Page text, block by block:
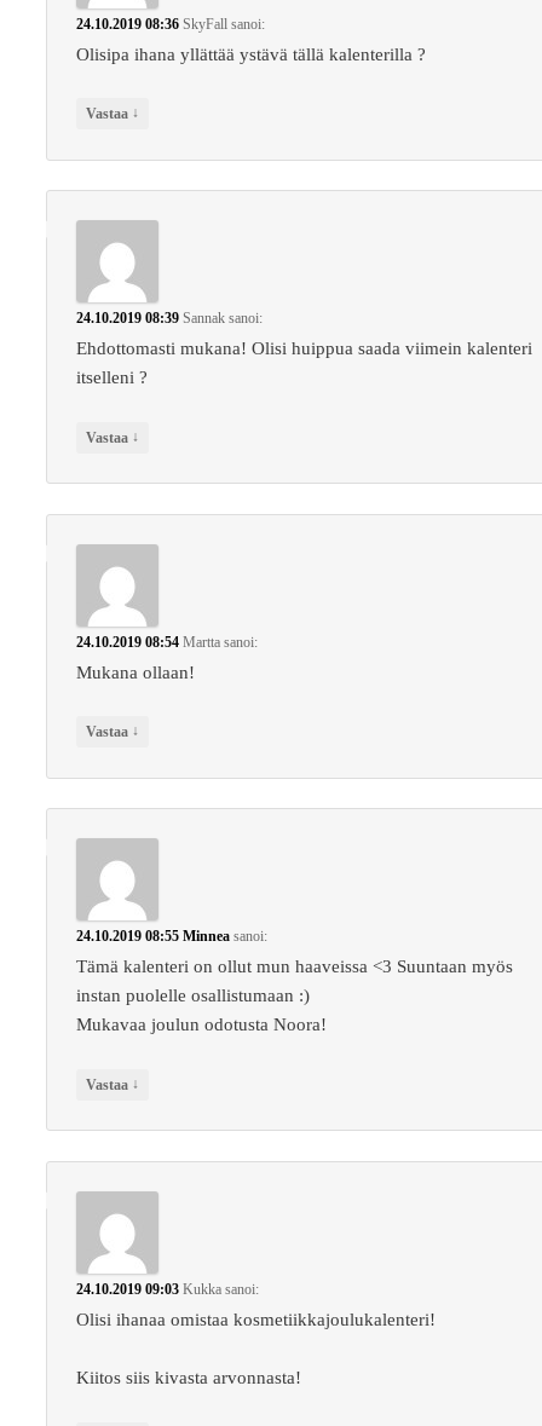
24.10.2019 08:36 SkyFall sanoi:
Olisipa ihana yllättää ystävä tällä kalenterilla ?
Vastaa ↓
24.10.2019 08:39 Sannak sanoi:
Ehdottomasti mukana! Olisi huippua saada viimein kalenteri
itselleni ?
Vastaa ↓
24.10.2019 08:54 Martta sanoi:
Mukana ollaan!
Vastaa ↓
24.10.2019 08:55 Minnea sanoi:
Tämä kalenteri on ollut mun haaveissa <3 Suuntaan myös
instan puolelle osallistumaan :)
Mukavaa joulun odotusta Noora!
Vastaa ↓
24.10.2019 09:03 Kukka sanoi:
Olisi ihanaa omistaa kosmetiikkajoulukalenteri!
Kiitos siis kivasta arvonnasta!